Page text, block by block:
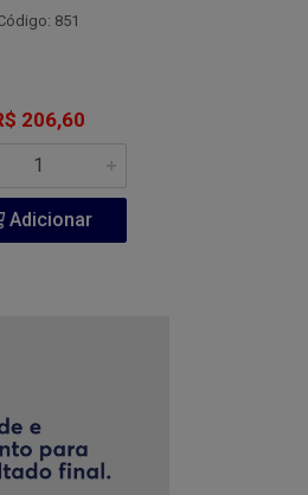
851
206,60
Adicionar